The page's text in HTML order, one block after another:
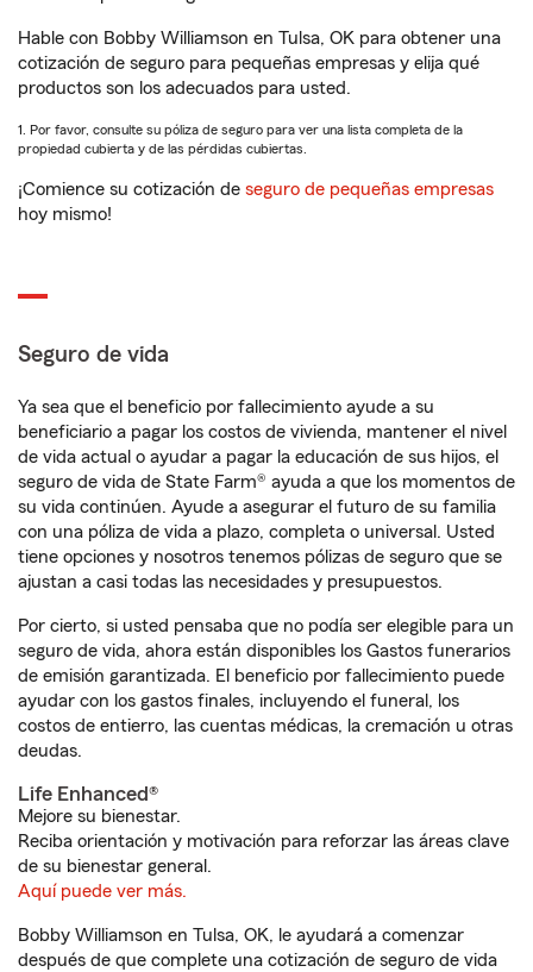
Hable con Bobby Williamson en Tulsa, OK para obtener una
cotización de seguro para pequeñas empresas y elija qué
productos son los adecuados para usted.
1. Por favor, consulte su póliza de seguro para ver una lista completa de la
propiedad cubierta y de las pérdidas cubiertas.
¡Comience su cotización de seguro de pequeñas empresas
hoy mismo!
Seguro de vida
Ya sea que el beneficio por fallecimiento ayude a su
beneficiario a pagar los costos de vivienda, mantener el nivel
de vida actual o ayudar a pagar la educación de sus hijos, el
seguro de vida de State Farm® ayuda a que los momentos de
su vida continúen. Ayude a asegurar el futuro de su familia
con una póliza de vida a plazo, completa o universal. Usted
tiene opciones y nosotros tenemos pólizas de seguro que se
ajustan a casi todas las necesidades y presupuestos.
Por cierto, si usted pensaba que no podía ser elegible para un
seguro de vida, ahora están disponibles los Gastos funerarios
de emisión garantizada. El beneficio por fallecimiento puede
ayudar con los gastos finales, incluyendo el funeral, los
costos de entierro, las cuentas médicas, la cremación u otras
deudas.
Life Enhanced®
Mejore su bienestar.
Reciba orientación y motivación para reforzar las áreas clave
de su bienestar general.
Aquí puede ver más.
Bobby Williamson en Tulsa, OK, le ayudará a comenzar
después de que complete una cotización de seguro de vida